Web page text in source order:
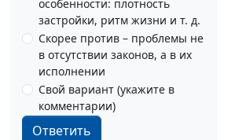
особенности: плотность
застройки, ритм жизни и т. д.
Скорее против – проблемы не
в отсутствии законов, а в их
исполнении
Свой вариант (укажите в
комментарии)
Ответить